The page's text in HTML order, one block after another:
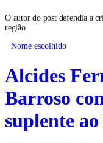
O autor do post defendia a
região
Nome escolhido
Alcides
Barroso
suplente